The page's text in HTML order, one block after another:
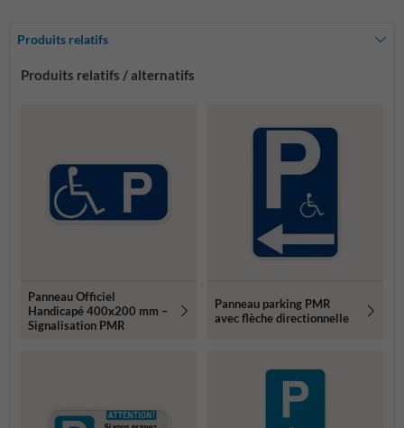
Produits relatifs
Produits relatifs / alternatifs
Panneau Officiel
Handicapé 400x200 mm –
Signalisation PMR
Panneau parking PMR
avec flèche directionnelle